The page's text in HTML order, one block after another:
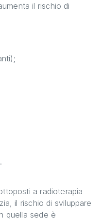
il rischio di
a radioterapia
il rischio di sviluppare
quella sede è